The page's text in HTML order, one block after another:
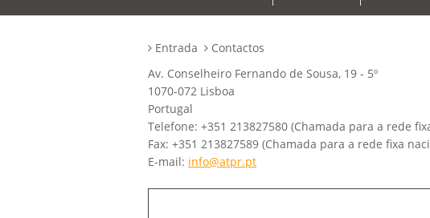
Entrada
Contactos
Av. Conselheiro Fernando de Sousa, 19 - 5º
1070-072 Lisboa
Portugal
Telefone: +351 213827580 (Chamada para a rede
Fax: +351 213827589 (Chamada para a rede fixa
E-mail: info@atpr.pt